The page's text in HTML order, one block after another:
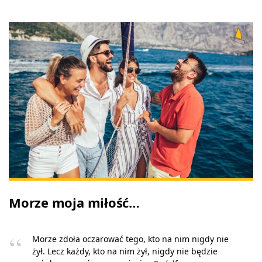
Morze moja miłość…
Morze zdoła oczarować tego, kto na nim nigdy nie
żył. Lecz każdy, kto na nim żył, nigdy nie będzie